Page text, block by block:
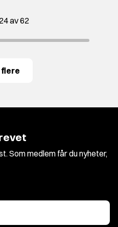
av 62
flere
Som medlem får du nyheter,